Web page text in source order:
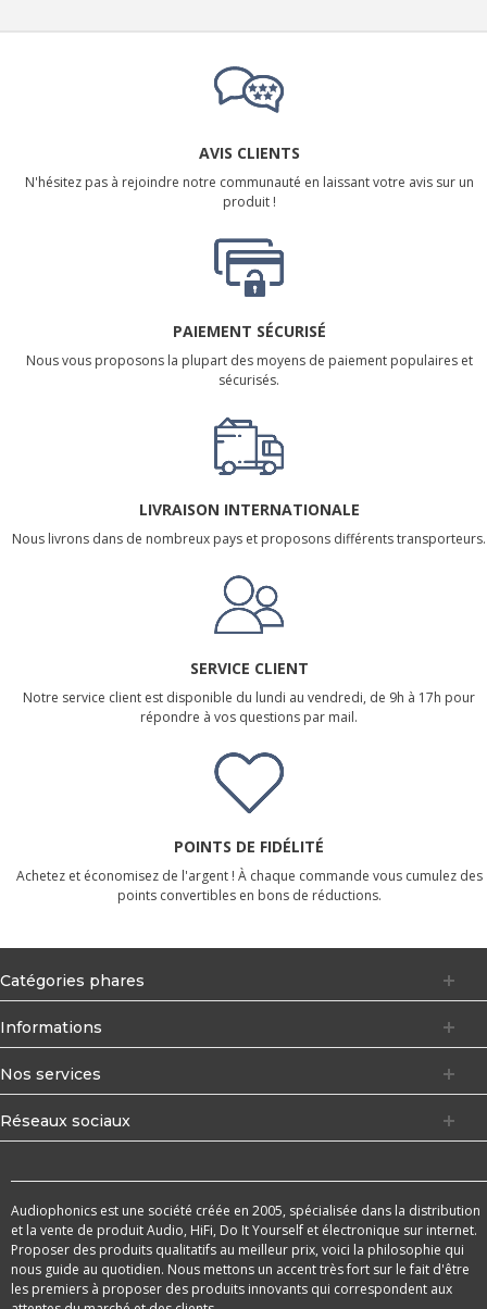
AVIS CLIENTS
N'hésitez pas à rejoindre notre communauté en laissant votre avis sur un
produit !
PAIEMENT SÉCURISÉ
Nous vous proposons la plupart des moyens de paiement populaires et
sécurisés.
LIVRAISON INTERNATIONALE
Nous livrons dans de nombreux pays et proposons différents transporteurs.
SERVICE CLIENT
Notre service client est disponible du lundi au vendredi, de 9h à 17h pour
répondre à vos questions par mail.
POINTS DE FIDÉLITÉ
Achetez et économisez de l'argent ! À chaque commande vous cumulez des
points convertibles en bons de réductions.
Catégories phares
Informations
Nos services
Réseaux sociaux
Audiophonics est une société créée en 2005, spécialisée dans la distribution
et la vente de produit Audio, HiFi, Do It Yourself et électronique sur internet.
Proposer des produits qualitatifs au meilleur prix, voici la philosophie qui
nous guide au quotidien. Nous mettons un accent très fort sur le fait d'être
les premiers à proposer des produits innovants qui correspondent aux